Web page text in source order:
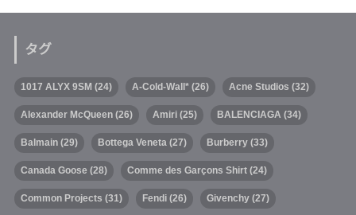
タグ
1017 ALYX 9SM (24) A-Cold-Wall*(26) Acne Studios (32)
Alexander McQueen(26) Amiri(25) BALENCIAGA (34)
Balmain(29) Bottega Veneta(27) Burberry(33)
Canada Goose (28) Comme des Garçons Shirt(24)
Common Projects (31) Fendi(26) Givenchy(27)